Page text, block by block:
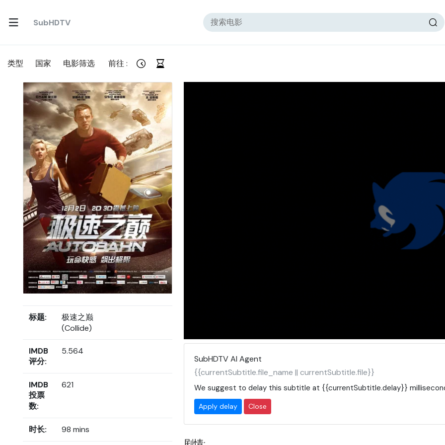
SubHDTV
类型 国家 电影筛选 前往 :
标题:
极速之巅
(Collide)
IMDB
评分:
5.564
IMDB
投票
数:
621
时长: 98 mins
SubHDTV AI Agent
{{currentSubtitle.file_name || currentSubtitle.file}}
We suggest to delay this subtitle at {{currentSubtitle.delay}}
Apply delay Close